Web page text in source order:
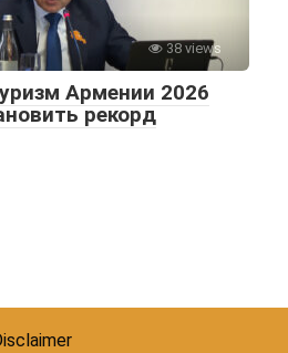
38 views
Армении 2026
рекорд